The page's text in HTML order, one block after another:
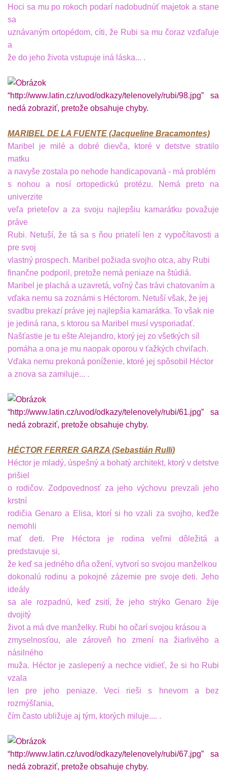
Hoci sa mu po rokoch podarí nadobudnúť majetok a stane
sa
uznávaným ortopédom, cíti, že Rubi sa mu čoraz vzďaľuje
a
že do jeho života vstupuje iná láska... .
MARIBEL DE LA FUENTE (Jacqueline Bracamontes)
Maribel je milé a dobré dievča, ktoré v detstve stratilo
matku
a navyše zostala po nehode handicapovaná - má problém
s nohou a nosí ortopedickú protézu. Nemá preto na
univerzite
veľa prieteľov a za svoju najlepšiu kamarátku považuje
práve
Rubi. Netuší, že tá sa s ňou priatelí len z vypočítavosti a
pre svoj
vlastný prospech. Maribel požiada svojho otca, aby Rubi
finančne podporil, pretože nemá peniaze na štúdiá.
Maribel je plachá a uzavretá, voľný čas trávi chatovaním a
vďaka nemu sa zoznámi s Héctorom. Netuší však, že jej
svadbu prekazí práve jej najlepšia kamarátka. To však nie
je jediná rana, s ktorou sa Maribel musí vysporiadať.
Našťastie je tu ešte Alejandro, ktorý jej zo všetkých síl
pomáha a ona je mu naopak oporou v ťažkých chviľach.
Vďaka nemu prekoná poníženie, ktoré jej spôsobil Héctor
a znova sa zamiluje... .
HÉCTOR FERRER GARZA (Sebastián Rulli)
Héctor je mladý, úspešný a bohatý architekt, ktorý v detstve
prišiel
o rodičov. Zodpovednosť za jeho výchovu prevzali jeho
krstní
rodičia Genaro a Elisa, ktorí si ho vzali za svojho, keďže
nemohli
mať deti. Pre Héctora je rodina veľmi dôležitá a
predstavuje si,
že keď sa jedného dňa ožení, vytvorí so svojou manželkou
dokonalú rodinu a pokojné zázemie pre svoje deti. Jeho
ideály
sa ale rozpadnú, keď zsití, že jeho strýko Genaro žije
dvojitý
život a má dve manželky. Rubi ho očarí svojou krásou a
zmyselnosťou, ale zároveň ho zmení na žiarlivého a
násilného
muža. Héctor je zaslepený a nechce vidieť, že si ho Rubi
vzala
len pre jeho peniaze. Veci rieši s hnevom a bez
rozmýšľania,
čím často ubližuje aj tým, ktorých miluje.... .